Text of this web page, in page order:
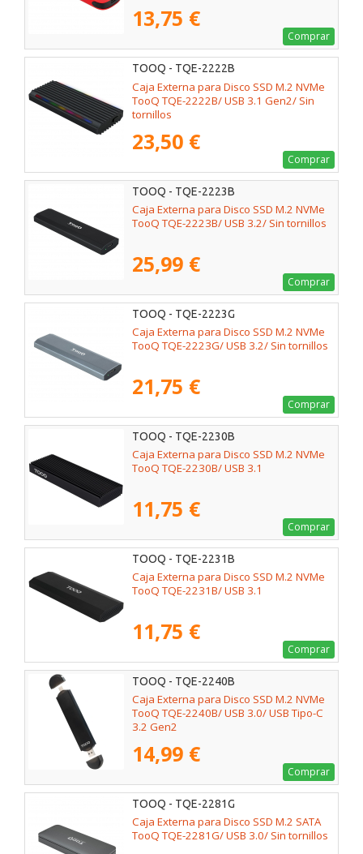
13,75 €
Comprar
TOOQ - TQE-2222B
Caja Externa para Disco SSD M.2 NVMe
TooQ TQE-2222B/ USB 3.1 Gen2/ Sin
tornillos
23,50 €
Comprar
TOOQ - TQE-2223B
Caja Externa para Disco SSD M.2 NVMe
TooQ TQE-2223B/ USB 3.2/ Sin tornillos
25,99 €
Comprar
TOOQ - TQE-2223G
Caja Externa para Disco SSD M.2 NVMe
TooQ TQE-2223G/ USB 3.2/ Sin tornillos
21,75 €
Comprar
TOOQ - TQE-2230B
Caja Externa para Disco SSD M.2 NVMe
TooQ TQE-2230B/ USB 3.1
11,75 €
Comprar
TOOQ - TQE-2231B
Caja Externa para Disco SSD M.2 NVMe
TooQ TQE-2231B/ USB 3.1
11,75 €
Comprar
TOOQ - TQE-2240B
Caja Externa para Disco SSD M.2 NVMe
TooQ TQE-2240B/ USB 3.0/ USB Tipo-C
3.2 Gen2
14,99 €
Comprar
TOOQ - TQE-2281G
Caja Externa para Disco SSD M.2 SATA
TooQ TQE-2281G/ USB 3.0/ Sin tornillos